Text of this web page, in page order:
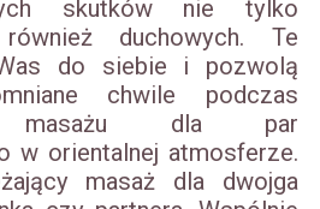
skutków nie tylko
duchowych. Te
do siebie i pozwolą
chwile podczas
masażu dla par
w orientalnej atmosferze.
masaż dla dwojga